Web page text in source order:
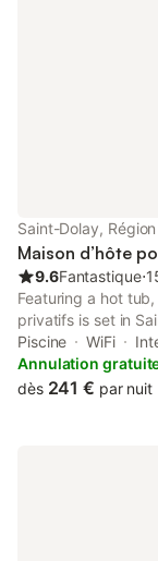
Saint-Dolay,
Maison d’hôte
9.6Fantastique⋅
Featuring a hot
privatifs is set in
pool, a garden,
parking.
Piscine WiFi
Annulation
dès 241 € par nuit